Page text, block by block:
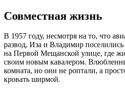
Совместная жизнь
В 1957 году, несмотря на то, что
развод, Иза и Владимир
на Первой Мещанской улице, где
своим новым кавалером.
комната, но они не роптали, а
кровать ширмой.